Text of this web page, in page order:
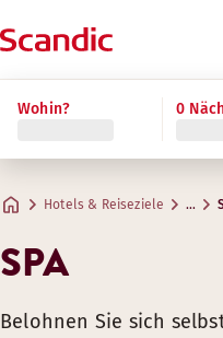
Wohin? 0
Hotels & Reiseziele …
SPA
Belohnen Sie sich